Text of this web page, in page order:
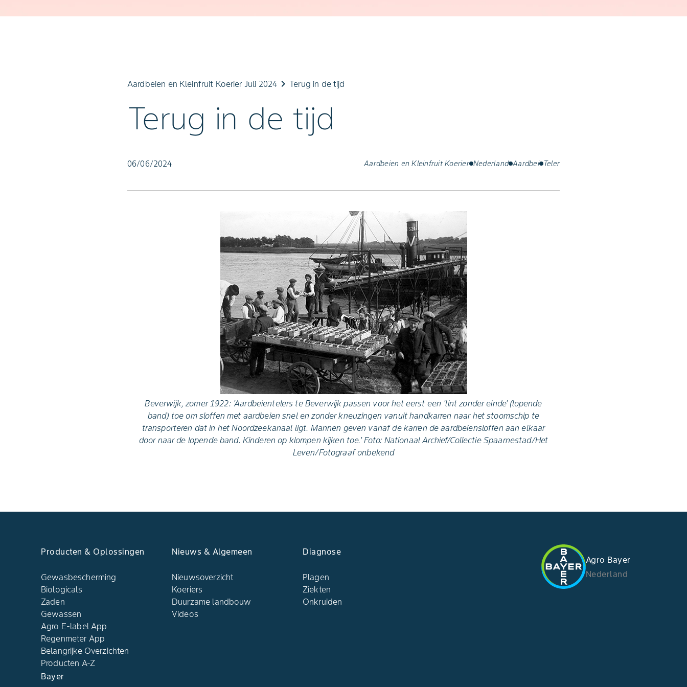
Aardbeien en Kleinfruit Koerier Juli 2024 keyboard_arrow_rightTerug in de tijd
Terug in de tijd
06/06/2024 Aardbeien en Kleinfruit Koerier Nederland Aardbei Teler
Beverwijk, zomer 1922: 'Aardbeientelers te Beverwijk passen voor het eerst een 'lint zonder einde' (lopende
band) toe om sloffen met aardbeien snel en zonder kneuzingen vanuit handkarren naar het stoomschip te
transporteren dat in het Noordzeekanaal ligt. Mannen geven vanaf de karren de aardbeiensloffen aan elkaar
door naar de lopende band. Kinderen op klompen kijken toe.' Foto: Nationaal Archief/Collectie Spaarnestad/Het
Leven/Fotograaf onbekend
Producten & Oplossingen
Gewasbescherming
Biologicals
Zaden
Gewassen
Agro E-label App
Regenmeter App
Belangrijke Overzichten
Producten A-Z
Nieuws & Algemeen
Nieuwsoverzicht
Koeriers
Duurzame landbouw
Videos
Diagnose
Plagen
Ziekten
Onkruiden
Bayer
Agro Bayer
Nederland